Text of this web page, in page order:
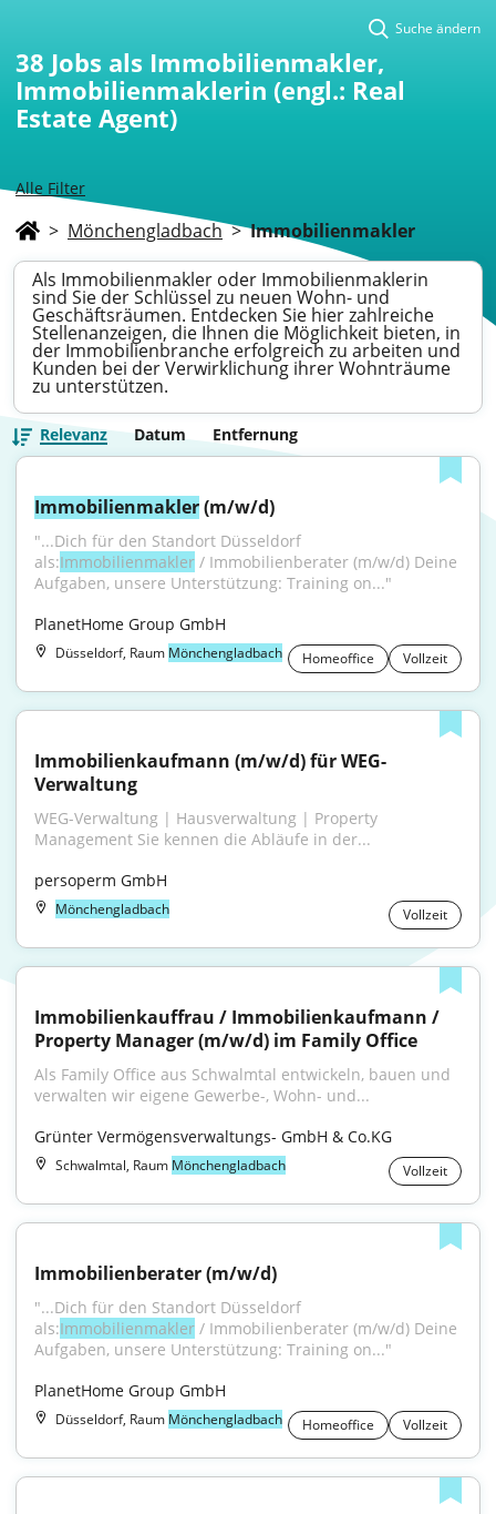
Alle Filter
Suche ändern
38 Jobs als Immobilienmakler,
Immobilienmaklerin (engl.: Real
Estate Agent)
> Mönchengladbach > Immobilienmakler
Als Immobilienmakler oder Immobilienmaklerin
sind Sie der Schlüssel zu neuen Wohn- und
Geschäftsräumen. Entdecken Sie hier zahlreiche
Stellenanzeigen, die Ihnen die Möglichkeit bieten, in
der Immobilienbranche erfolgreich zu arbeiten und
Kunden bei der Verwirklichung ihrer Wohnträume
zu unterstützen.
Relevanz Datum Entfernung
Immobilienmakler (m/w/d)
"...Dich für den Standort Düsseldorf
als:Immobilienmakler / Immobilienberater (m/w/d) Deine
Aufgaben, unsere Unterstützung: Training on..."
PlanetHome Group GmbH
Düsseldorf, Raum Mönchengladbach Homeoffice Vollzeit
Immobilienkaufmann (m/w/d) für WEG-
Verwaltung
WEG-Verwaltung | Hausverwaltung | Property
Management Sie kennen die Abläufe in der...
persoperm GmbH
Mönchengladbach Vollzeit
Immobilienkauffrau / Immobilienkaufmann /
Property Manager (m/w/d) im Family Office
Als Family Office aus Schwalmtal entwickeln, bauen und
verwalten wir eigene Gewerbe-, Wohn- und...
Grünter Vermögensverwaltungs- GmbH & Co.KG
Schwalmtal, Raum Mönchengladbach Vollzeit
Immobilienberater (m/w/d)
"...Dich für den Standort Düsseldorf
als:Immobilienmakler / Immobilienberater (m/w/d) Deine
Aufgaben, unsere Unterstützung: Training on..."
PlanetHome Group GmbH
Düsseldorf, Raum Mönchengladbach Homeoffice Vollzeit